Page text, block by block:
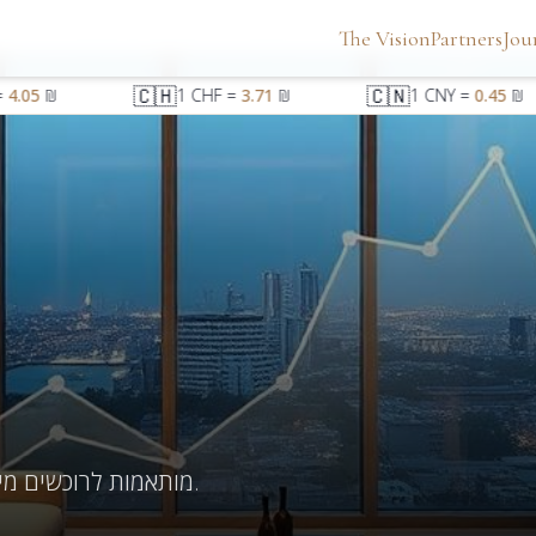
The VisionPartners
₪ 🇨🇭1CHF=3.71₪ 🇨🇳1CNY=0.45₪
הזדמנויות פנטהאוז מובחרות בJaffa, Tel Aviv — מותאמות לרוכשים מישראל.